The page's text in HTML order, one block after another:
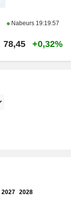
Nabeurs 19:19:57
78,45 +0,32%